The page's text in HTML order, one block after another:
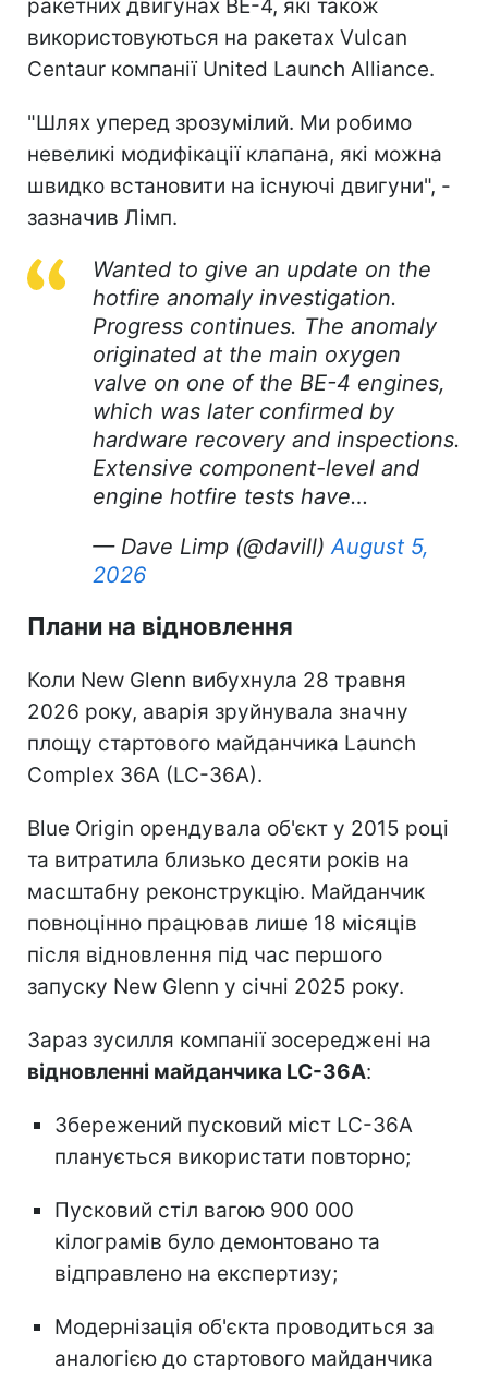
ракетних двигунах BE-4, які також
використовуються на ракетах Vulcan
Centaur компанії United Launch Alliance.
"Шлях уперед зрозумілий. Ми робимо
невеликі модифікації клапана, які можна
швидко встановити на існуючі двигуни", -
зазначив Лімп.
Wanted to give an update on the
hotfire anomaly investigation.
Progress continues. The anomaly
originated at the main oxygen
valve on one of the BE-4 engines,
which was later confirmed by
hardware recovery and inspections.
Extensive component-level and
engine hotfire tests have…
— Dave Limp (@davill) August 5,
2026
Плани на відновлення
Коли New Glenn вибухнула 28 травня
2026 року, аварія зруйнувала значну
площу стартового майданчика Launch
Complex 36A (LC-36A).
Blue Origin орендувала об'єкт у 2015 році
та витратила близько десяти років на
масштабну реконструкцію. Майданчик
повноцінно працював лише 18 місяців
після відновлення під час першого
запуску New Glenn у січні 2025 року.
Зараз зусилля компанії зосереджені на
відновленні майданчика LC-36A:
Збережений пусковий міст LC-36A
планується використати повторно;
Пусковий стіл вагою 900 000
кілограмів було демонтовано та
відправлено на експертизу;
Модернізація об'єкта проводиться за
аналогією до стартового майданчика